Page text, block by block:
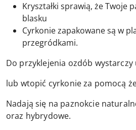
Kryształki sprawią, że Twoje
blasku
Cyrkonie zapakowane są w
przegródkami.
Do przyklejenia ozdób
lub wtopić cyrkonie za pomocą
Nadają się na paznokcie
oraz hybrydowe.